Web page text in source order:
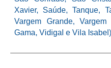
Xavier, Saúde, Tanque,
Vargem Grande,
Gama, Vidigal eVila